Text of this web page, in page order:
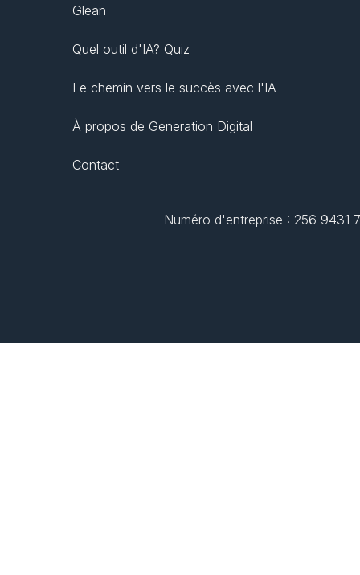
Glean
Quel outil d'IA? Quiz
Le chemin vers le succès avec l'IA
À propos de Generation Digital
Contact
Numéro d'entreprise : 256